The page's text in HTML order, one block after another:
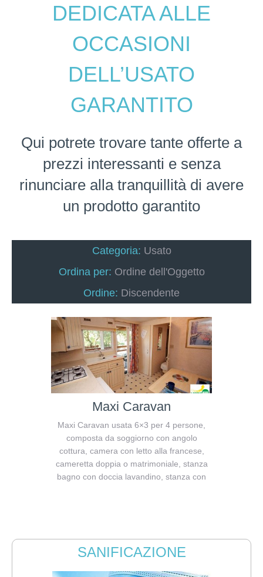
DEDICATA ALLE
OCCASIONI
DELL’USATO
GARANTITO
Qui potrete trovare tante offerte a
prezzi interessanti e senza
rinunciare alla tranquillità di avere
un prodotto garantito
Categoria: Usato
Ordina per: Ordine dell'Oggetto
Ordine: Discendente
Maxi Caravan
Maxi Caravan usata 6×3 per 4 persone,
composta da soggiorno con angolo
cottura, camera con letto alla francese,
cameretta doppia o matrimoniale, stanza
bagno con doccia lavandino, stanza con
SANIFICAZIONE